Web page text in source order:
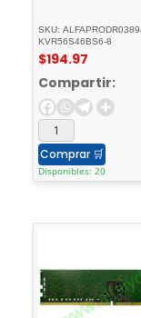
SKU:
KVR56S46BS6-8
$194.97
Compartir:
Comprar 🛒
Disponibles: 20